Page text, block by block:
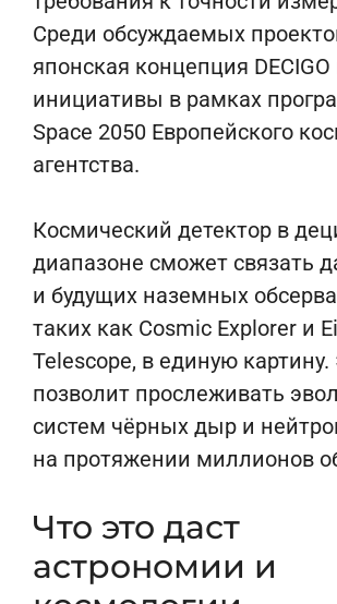
Среди обсуждаемых
японская концепция DECIGO
инициативы в рамках
Space 2050 Европейского
агентства.
Космический детектор в
диапазоне сможет связать
и будущих наземных
таких как Cosmic Explorer и
Telescope, в единую картину.
позволит прослеживать
систем чёрных дыр и
на протяжении миллионов
Что это даст
астрономии и